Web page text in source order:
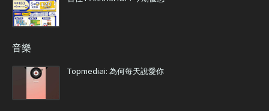
音樂
Topmediai: 為何每天說愛你